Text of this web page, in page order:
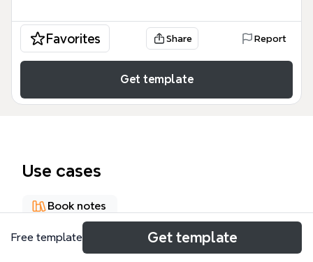
Favorites Share Report
Get template
Use cases
Book notes
Free template Get template